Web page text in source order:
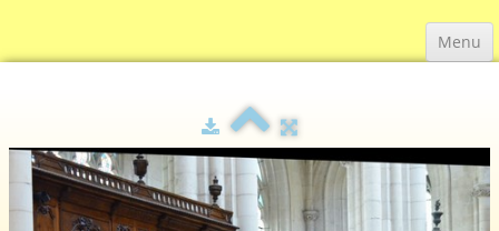
Menu
Actualité▼
La cathédrale ▼